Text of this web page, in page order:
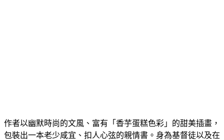
作者以幽默時尚的文風、富有「香芋蛋糕色彩」的甜美插畫，
包裝出一本老少咸宜、扣人心弦的親情書。身為基督徒以及在